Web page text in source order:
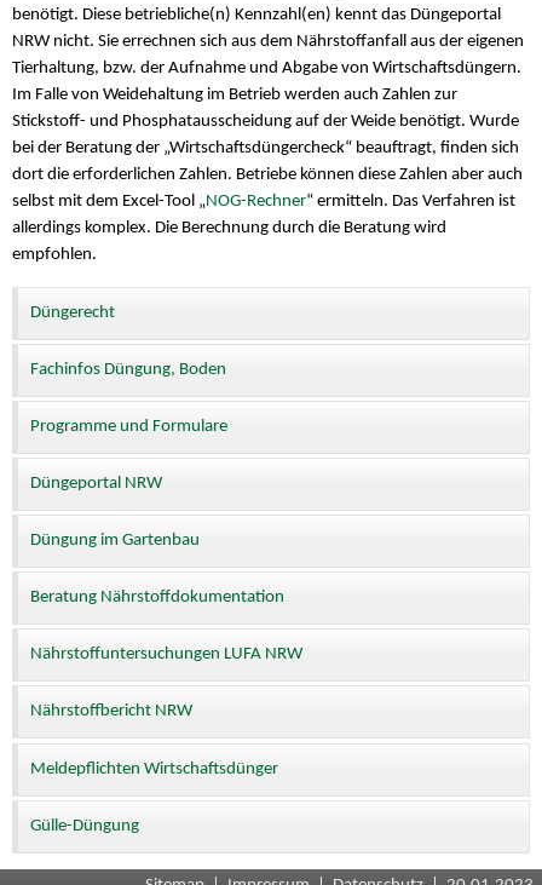
benötigt. Diese betriebliche(n) Kennzahl(en) kennt das Düngeportal
NRW nicht. Sie errechnen sich aus dem Nährstoffanfall aus der eigenen
Tierhaltung, bzw. der Aufnahme und Abgabe von Wirtschaftsdüngern.
Im Falle von Weidehaltung im Betrieb werden auch Zahlen zur
Stickstoff- und Phosphatausscheidung auf der Weide benötigt. Wurde
bei der Beratung der „Wirtschaftsdüngercheck“ beauftragt, finden sich
dort die erforderlichen Zahlen. Betriebe können diese Zahlen aber auch
selbst mit dem Excel-Tool „NOG-Rechner“ ermitteln. Das Verfahren ist
allerdings komplex. Die Berechnung durch die Beratung wird
empfohlen.
Düngerecht
Fachinfos Düngung, Boden
Programme und Formulare
Düngeportal NRW
Düngung im Gartenbau
Beratung Nährstoffdokumentation
Nährstoffuntersuchungen LUFA NRW
Nährstoffbericht NRW
Meldepflichten Wirtschaftsdünger
Gülle-Düngung